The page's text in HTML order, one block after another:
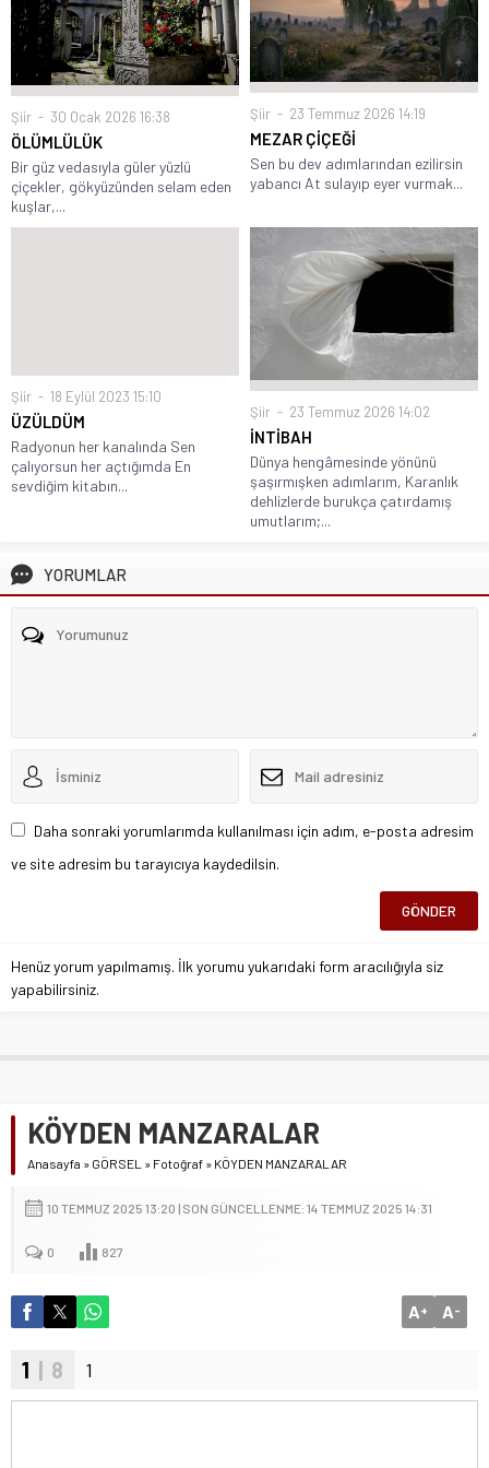
Şiir 30 Ocak 2026 16:38
ÖLÜMLÜLÜK
Bir güz vedasıyla güler yüzlü
çiçekler, gökyüzünden selam eden
kuşlar,...
Şiir 23 Temmuz 2026 14:19
MEZAR ÇİÇEĞİ
Sen bu dev adımlarından ezilirsin
yabancı At sulayıp eyer vurmak...
Şiir 18 Eylül 2023 15:10
ÜZÜLDÜM
Radyonun her kanalında Sen
çalıyorsun her açtığımda En
sevdiğim kitabın...
Şiir 23 Temmuz 2026 14:02
İNTİBAH
Dünya hengâmesinde yönünü
şaşırmışken adımlarım, Karanlık
dehlizlerde burukça çatırdamış
umutlarım;...
YORUMLAR
Daha sonraki yorumlarımda kullanılması için adım, e-posta adresim
ve site adresim bu tarayıcıya kaydedilsin.
Henüz yorum yapılmamış. İlk yorumu yukarıdaki form aracılığıyla siz
yapabilirsiniz.
KÖYDEN MANZARALAR
Anasayfa » GÖRSEL » Fotoğraf » KÖYDEN MANZARALAR
10 TEMMUZ 2025 13:20 | SON GÜNCELLENME: 14 TEMMUZ 2025 14:31
0 827
A+ A-
1 | 8 1